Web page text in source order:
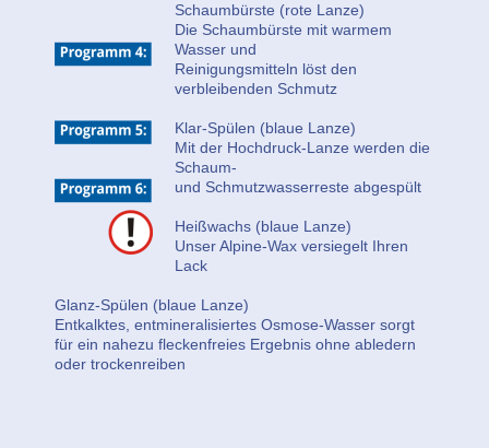
Schaumbürste (rote Lanze)
Die Schaumbürste mit warmem
Wasser und
Reinigungsmitteln löst den
verbleibenden Schmutz
Klar-Spülen (blaue Lanze)
Mit der Hochdruck-Lanze werden die
Schaum-
und Schmutzwasserreste abgespült
Heißwachs (blaue Lanze)
Unser Alpine-Wax versiegelt Ihren
Lack
Glanz-Spülen (blaue Lanze)
Entkalktes, entmineralisiertes Osmose-Wasser sorgt
für ein nahezu fleckenfreies Ergebnis ohne abledern
oder trockenreiben